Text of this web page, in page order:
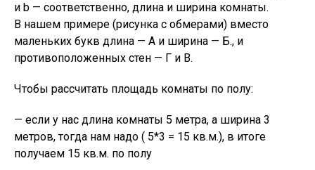
и b — соответственно, длина и ширина комнаты.
В нашем примере (рисунка с обмерами) вместо
маленьких букв длина — А и ширина — Б., и
противоположенных стен — Г и В.
Чтобы рассчитать площадь комнаты по полу:
— если у нас длина комнаты 5 метра, а ширина 3
метров, тогда нам надо ( 5*3 = 15 кв.м.), в итоге
получаем 15 кв.м. по полу